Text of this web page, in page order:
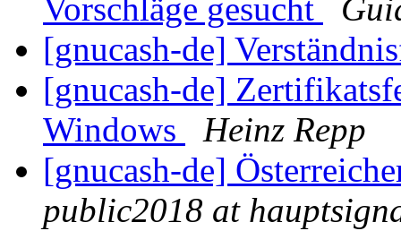
Vorschläge gesucht
[gnucash-de]
[gnucash-de]
Windows
Heinz Repp
[gnucash-de]
public2018 at